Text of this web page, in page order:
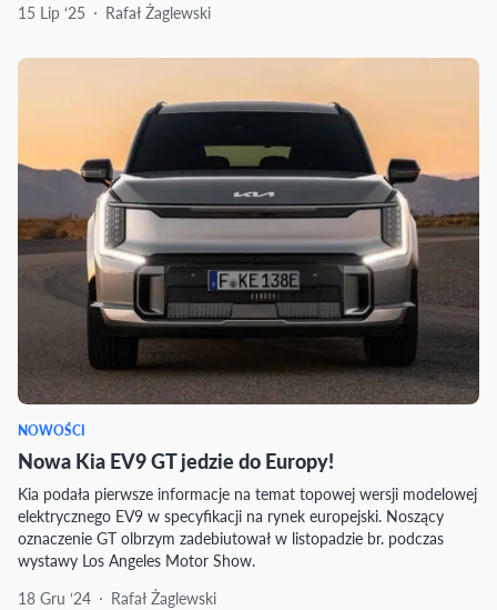
15 Lip ‘25
Rafał Żaglewski
NOWOŚCI
Nowa Kia EV9 GT jedzie do Europy!
Kia podała pierwsze informacje na temat topowej wersji modelowej
elektrycznego EV9 w specyfikacji na rynek europejski. Noszący
oznaczenie GT olbrzym zadebiutował w listopadzie br. podczas
wystawy Los Angeles Motor Show.
18 Gru ‘24
Rafał Żaglewski